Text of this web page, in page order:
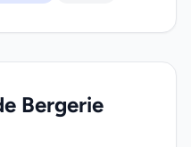
Bergerie